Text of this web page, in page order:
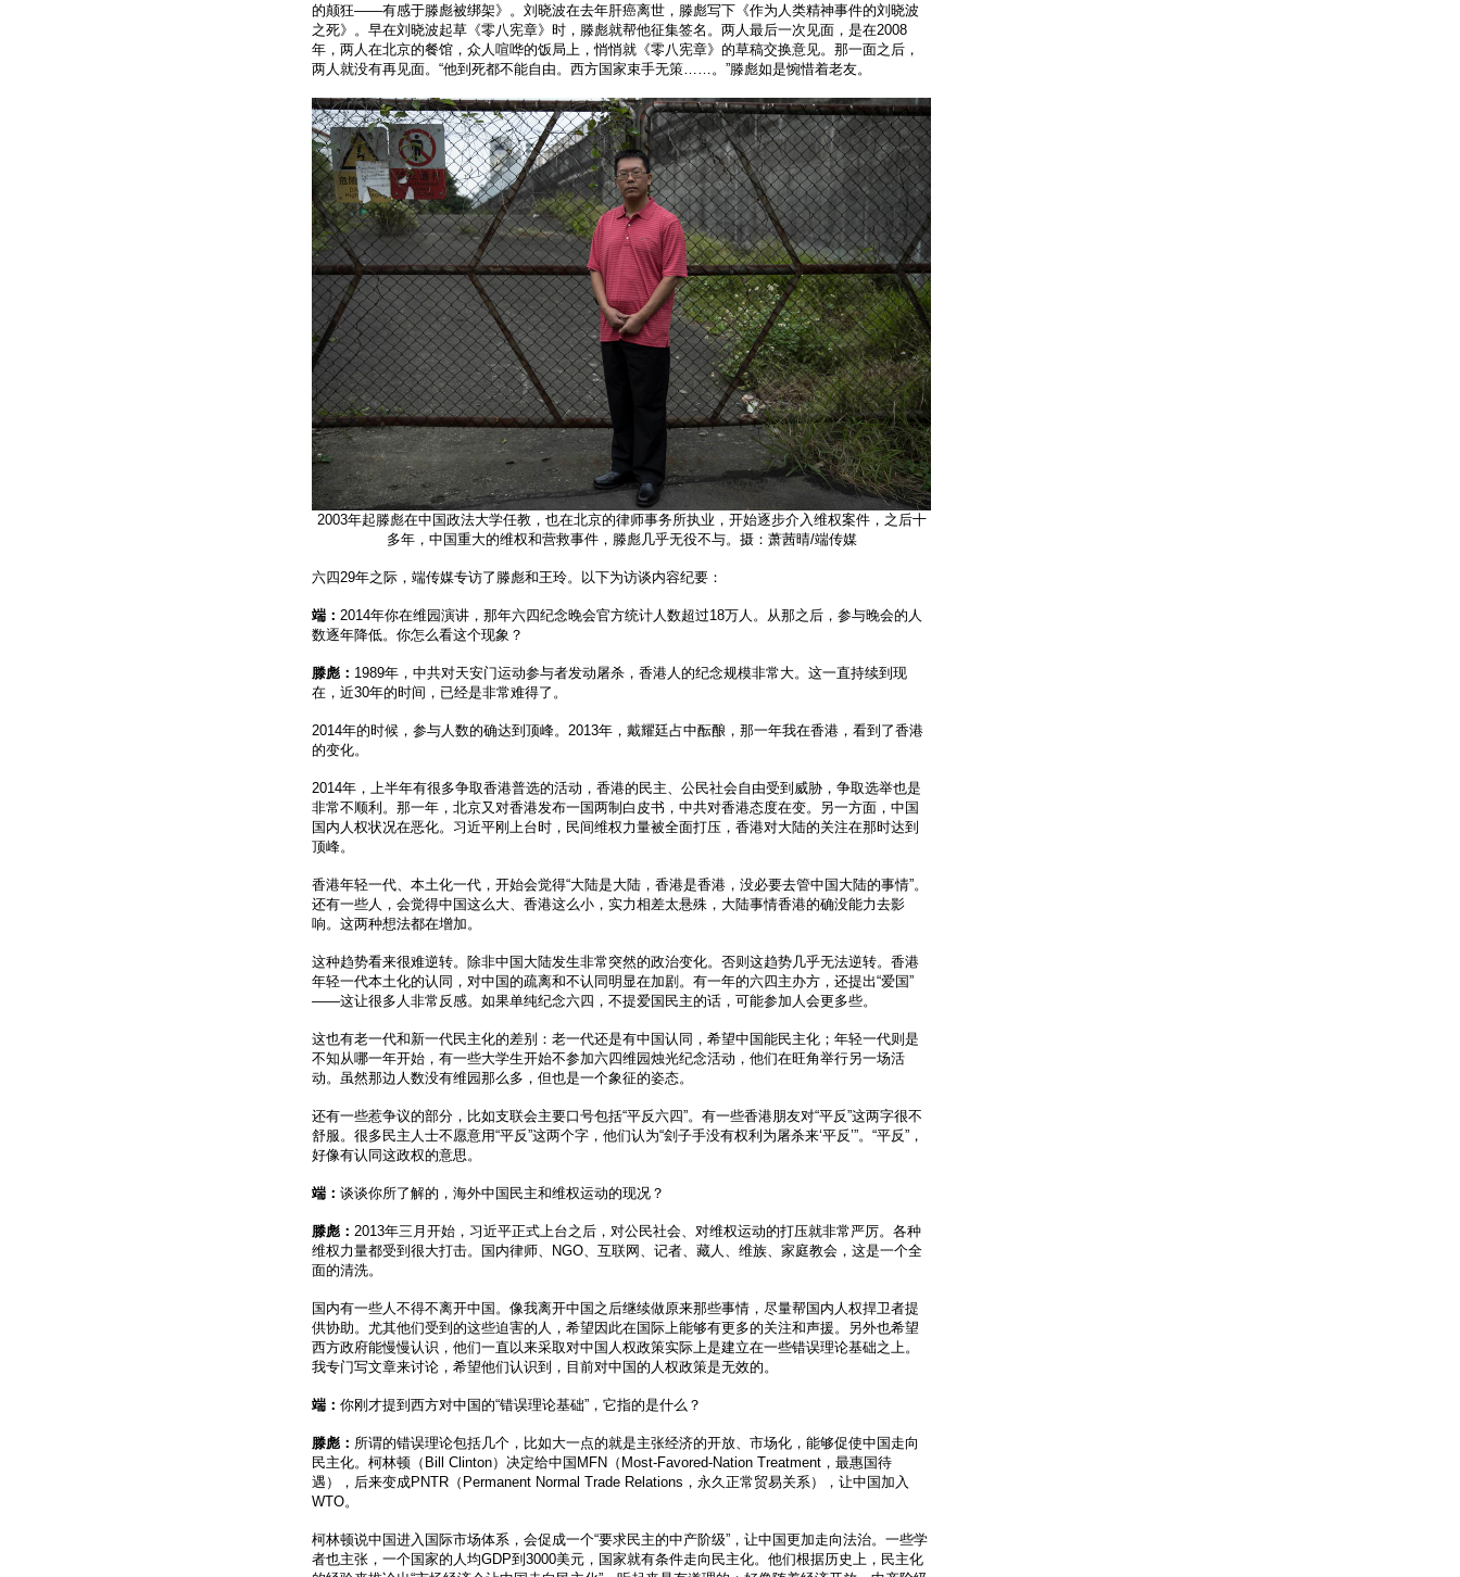
的颠狂——有感于滕彪被绑架》。刘晓波在去年肝癌离世，滕彪写下《作为人类精神事件的刘晓波
之死》。早在刘晓波起草《零八宪章》时，滕彪就帮他征集签名。两人最后一次见面，是在2008
年，两人在北京的餐馆，众人喧哗的饭局上，悄悄就《零八宪章》的草稿交换意见。那一面之后，
两人就没有再见面。“他到死都不能自由。西方国家束手无策……。”滕彪如是惋惜着老友。
2003年起滕彪在中国政法大学任教，也在北京的律师事务所执业，开始逐步介入维权案件，之后十
多年，中国重大的维权和营救事件，滕彪几乎无役不与。摄：萧茜晴/端传媒
六四29年之际，端传媒专访了滕彪和王玲。以下为访谈内容纪要：
端： 2014年你在维园演讲，那年六四纪念晚会官方统计人数超过18万人。从那之后，参与晚会的人
数逐年降低。你怎么看这个现象？
滕彪： 1989年，中共对天安门运动参与者发动屠杀，香港人的纪念规模非常大。这一直持续到现
在，近30年的时间，已经是非常难得了。
2014年的时候，参与人数的确达到顶峰。2013年，戴耀廷占中酝酿，那一年我在香港，看到了香港
的变化。
2014年，上半年有很多争取香港普选的活动，香港的民主、公民社会自由受到威胁，争取选举也是
非常不顺利。那一年，北京又对香港发布一国两制白皮书，中共对香港态度在变。另一方面，中国
国内人权状况在恶化。习近平刚上台时，民间维权力量被全面打压，香港对大陆的关注在那时达到
顶峰。
香港年轻一代、本土化一代，开始会觉得“大陆是大陆，香港是香港，没必要去管中国大陆的事情”。
还有一些人，会觉得中国这么大、香港这么小，实力相差太悬殊，大陆事情香港的确没能力去影
响。这两种想法都在增加。
这种趋势看来很难逆转。除非中国大陆发生非常突然的政治变化。否则这趋势几乎无法逆转。香港
年轻一代本土化的认同，对中国的疏离和不认同明显在加剧。有一年的六四主办方，还提出“爱国”
——这让很多人非常反感。如果单纯纪念六四，不提爱国民主的话，可能参加人会更多些。
这也有老一代和新一代民主化的差别：老一代还是有中国认同，希望中国能民主化；年轻一代则是
不知从哪一年开始，有一些大学生开始不参加六四维园烛光纪念活动，他们在旺角举行另一场活
动。虽然那边人数没有维园那么多，但也是一个象征的姿态。
还有一些惹争议的部分，比如支联会主要口号包括“平反六四”。有一些香港朋友对“平反”这两字很不
舒服。很多民主人士不愿意用“平反”这两个字，他们认为“刽子手没有权利为屠杀来‘平反’”。“平反”，
好像有认同这政权的意思。
端： 谈谈你所了解的，海外中国民主和维权运动的现况？
滕彪： 2013年三月开始，习近平正式上台之后，对公民社会、对维权运动的打压就非常严厉。各种
维权力量都受到很大打击。国内律师、NGO、互联网、记者、藏人、维族、家庭教会，这是一个全
面的清洗。
国内有一些人不得不离开中国。像我离开中国之后继续做原来那些事情，尽量帮国内人权捍卫者提
供协助。尤其他们受到的这些迫害的人，希望因此在国际上能够有更多的关注和声援。另外也希望
西方政府能慢慢认识，他们一直以来采取对中国人权政策实际上是建立在一些错误理论基础之上。
我专门写文章来讨论，希望他们认识到，目前对中国的人权政策是无效的。
端： 你刚才提到西方对中国的“错误理论基础”，它指的是什么？
滕彪： 所谓的错误理论包括几个，比如大一点的就是主张经济的开放、市场化，能够促使中国走向
民主化。柯林顿（Bill Clinton）决定给中国MFN（Most-Favored-Nation Treatment，最惠国待
遇），后来变成PNTR（Permanent Normal Trade Relations，永久正常贸易关系），让中国加入
WTO。
柯林顿说中国进入国际市场体系，会促成一个“要求民主的中产阶级”，让中国更加走向法治。一些学
者也主张，一个国家的人均GDP到3000美元，国家就有条件走向民主化。他们根据历史上，民主化